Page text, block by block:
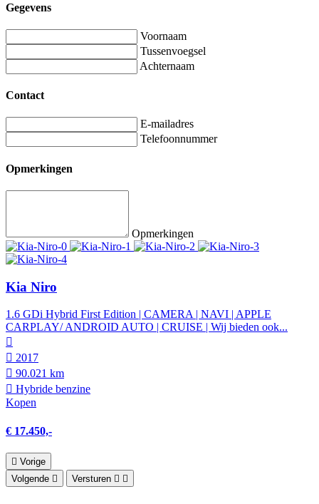
Gegevens
Voornaam
Tussenvoegsel
Achternaam
Contact
E-mailadres
Telefoonnummer
Opmerkingen
Opmerkingen
Kia Niro
1.6 GDi Hybrid First Edition | CAMERA | NAVI | APPLE
CARPLAY/ ANDROID AUTO | CRUISE | Wij bieden ook...
2017
90.021 km
Hybride benzine
Kopen
€ 17.450,-
Vorige
Volgende
Versturen